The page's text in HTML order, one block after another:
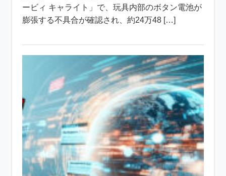
ービィ キャライト」で、玩具内部のボタン電池が
膨張する不具合が確認され、約24万48 […]